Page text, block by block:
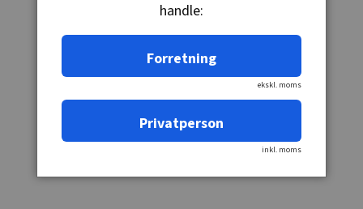
handle:
Forretning
ekskl. moms
Privatperson
inkl. moms